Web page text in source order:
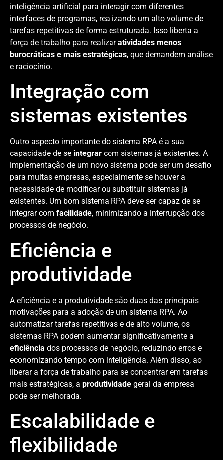
inteligência artificial para interagir com diferentes
interfaces de programas, realizando um alto volume de
tarefas repetitivas de forma estruturada. Isso liberta a
força de trabalho para realizaratividades menos
burocráticas e mais estratégicas, que demandem análise
e raciocínio.
Integração com
sistemas existentes
Outro aspecto importante do sistema RPA é a sua
capacidade de se integrar com sistemas já existentes. A
implementação de um novo sistema pode ser um desafio
para muitas empresas, especialmente se houver a
necessidade de modificar ou substituir sistemas já
existentes. Um bom sistema RPA deve ser capaz de se
integrar com facilidade, minimizando a interrupção dos
processos de negócio.
Eficiência e
produtividade
A eficiência e a produtividade são duas das principais
motivações para a adoção de um sistema RPA. Ao
automatizar tarefas repetitivas e de alto volume, os
sistemas RPA podem aumentar significativamente a
eficiência dos processos de negócio, reduzindo erros e
economizando tempo com inteligência. Além disso, ao
liberar a força de trabalho para se concentrar em tarefas
mais estratégicas, a produtividade geral da empresa
pode ser melhorada.
Escalabilidade e
flexibilidade